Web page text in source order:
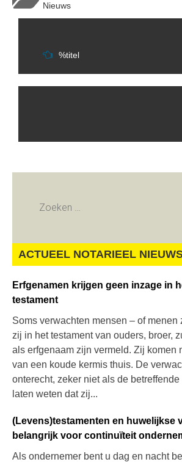
Nieuws
Berichtnavigatie
%titel
Zoeken
ACTUEEL NOTARIEEL
Erfgenamen krijgen geen inzage in
testament
Soms verwachten mensen – of menen
zij in het testament van ouders, broer,
als erfgenaam zijn vermeld. Zij komen
van een koude kermis thuis. De
onterecht, zeker niet als de
laten weten dat zij...
(Levens)testamenten en huwelijkse
belangrijk voor continuïteit
Als ondernemer bent u dag en nacht